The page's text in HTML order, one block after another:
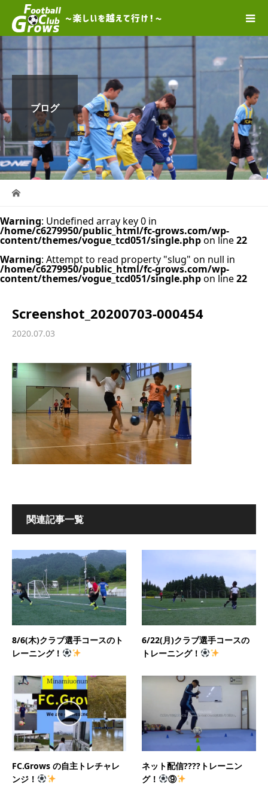
ブログ
Warning: Undefined array key 0 in
/home/c6279950/public_html/fc-grows.com/wp-
content/themes/vogue_tcd051/single.phpon line22
Warning: Attempt to read property "slug" on null in
/home/c6279950/public_html/fc-grows.com/wp-
content/themes/vogue_tcd051/single.phpon line22
Screenshot_20200703-000454
2020.07.03
関連記事一覧
8/6(木)クラブ選手コースのト
レーニング！
6/22(月)クラブ選手コースの
トレーニング！
FC.Grows の自主トレチャレ
ンジ！
ネット配信????トレーニン
グ！
⑨